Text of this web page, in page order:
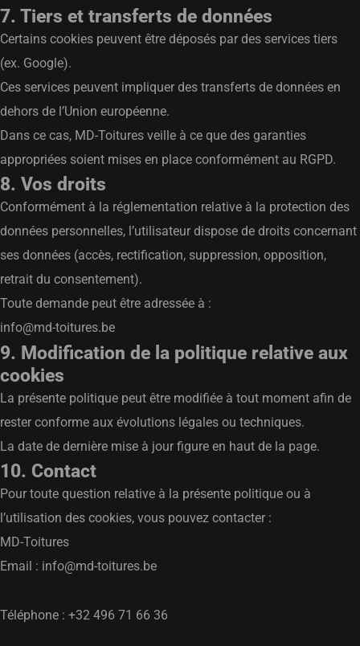
7. Tiers et transferts de données
Certains cookies peuvent être déposés par des services tiers
(ex. Google).
Ces services peuvent impliquer des transferts de données en
dehors de l’Union européenne.
Dans ce cas, MD-Toitures veille à ce que des garanties
appropriées soient mises en place conformément au RGPD.
8. Vos droits
Conformément à la réglementation relative à la protection des
données personnelles, l’utilisateur dispose de droits concernant
ses données (accès, rectification, suppression, opposition,
retrait du consentement).
Toute demande peut être adressée à :
info@md-toitures.be
9. Modification de la politique relative aux
cookies
La présente politique peut être modifiée à tout moment afin de
rester conforme aux évolutions légales ou techniques.
La date de dernière mise à jour figure en haut de la page.
10. Contact
Pour toute question relative à la présente politique ou à
l’utilisation des cookies, vous pouvez contacter :
MD-Toitures
Email : info@md-toitures.be
Téléphone : +32 496 71 66 36